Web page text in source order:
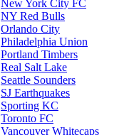
New York City FC
NY Red Bulls
Orlando City
Philadelphia Union
Portland Timbers
Real Salt Lake
Seattle Sounders
SJ Earthquakes
Sporting KC
Toronto FC
Vancouver Whitecaps